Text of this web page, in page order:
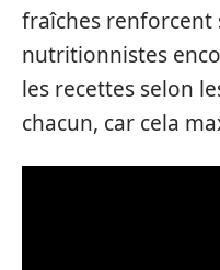
fraîches renforcent
nutritionnistes
les recettes selon
chacun, car cela